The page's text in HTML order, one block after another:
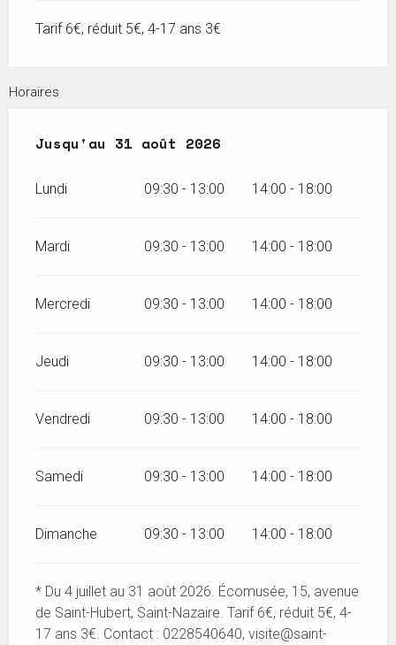
Tarif 6€, réduit 5€, 4-17 ans 3€
Horaires
Du4 juillet 2026au31 août 2026
Jusqu'au 31 août 2026
Lundi 09:30 - 13:00 14:00 - 18:00
Mardi 09:30 - 13:00 14:00 - 18:00
Mercredi 09:30 - 13:00 14:00 - 18:00
Jeudi 09:30 - 13:00 14:00 - 18:00
Vendredi 09:30 - 13:00 14:00 - 18:00
Samedi 09:30 - 13:00 14:00 - 18:00
Dimanche 09:30 - 13:00 14:00 - 18:00
* Du 4 juillet au 31 août 2026. Écomusée, 15, avenue
de Saint-Hubert, Saint-Nazaire. Tarif 6€, réduit 5€, 4-
17 ans 3€. Contact : 0228540640, visite@saint-